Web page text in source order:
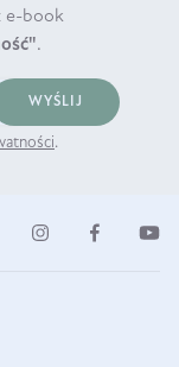
e-book
.
WYŚLIJ
.